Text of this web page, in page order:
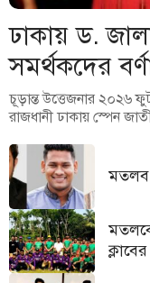
ঢাকায় ড.
সমর্থকদের
চূড়ান্ত উত্তেজনার ২০২৬
রাজধানী ঢাকায় স্পেন
মতলব